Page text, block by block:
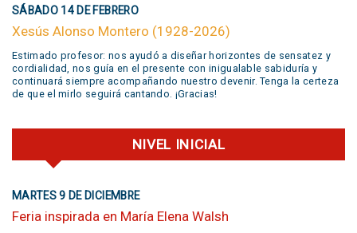
SÁBADO 14 DE FEBRERO
Xesús Alonso Montero (1928-2026)
Estimado profesor: nos ayudó a diseñar horizontes de sensatez y
cordialidad, nos guía en el presente con inigualable sabiduría y
continuará siempre acompañando nuestro devenir. Tenga la certeza
de que el mirlo seguirá cantando. ¡Gracias!
NIVEL INICIAL
MARTES 9 DE DICIEMBRE
Feria inspirada en María Elena Walsh